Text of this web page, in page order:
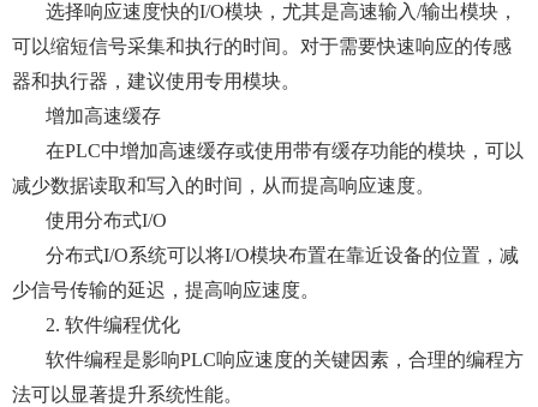
选择响应速度快的I/O模块，尤其是高速输入/输出模块，
可以缩短信号采集和执行的时间。对于需要快速响应的传感
器和执行器，建议使用专用模块。
增加高速缓存
在PLC中增加高速缓存或使用带有缓存功能的模块，可以
减少数据读取和写入的时间，从而提高响应速度。
使用分布式I/O
分布式I/O系统可以将I/O模块布置在靠近设备的位置，减
少信号传输的延迟，提高响应速度。
2. 软件编程优化
软件编程是影响PLC响应速度的关键因素，合理的编程方
法可以显著提升系统性能。